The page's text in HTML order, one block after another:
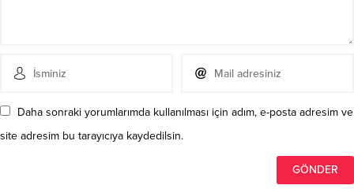
Daha sonraki yorumlarımda kullanılması için adım, e-posta adresim ve
site adresim bu tarayıcıya kaydedilsin.